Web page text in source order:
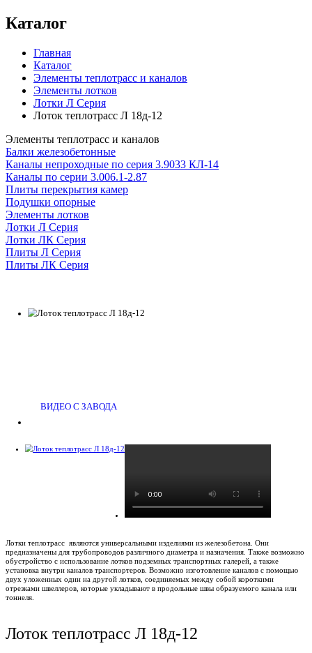
Каталог
Главная
Каталог
Элементы теплотрасс и каналов
Элементы лотков
Лотки Л Серия
Лоток теплотрасс Л 18д-12
Элементы теплотрасс и каналов
Балки железобетонные
Каналы непроходные по серия 3.9033 КЛ-14
Каналы по серии 3.006.1-2.87
Плиты перекрытия камер
Подушки опорные
Элементы лотков
Лотки Л Серия
Лотки ЛК Серия
Плиты Л Серия
Плиты ЛК Серия